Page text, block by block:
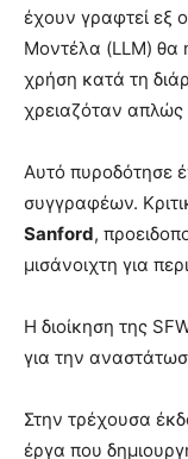
έχουν γραφτεί εξ
Μοντέλα (LLM) θα
χρήση κατά τη
χρειαζόταν απλώς
Αυτό πυροδότησε
συγγραφέων.
Sanford,
μισάνοιχτη για
Η διοίκηση της
για την
Στην τρέχουσα
έργα που